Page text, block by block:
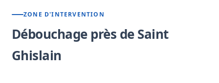
ZONE D'INTERVENTION
Débouchage près de Saint
Ghislain